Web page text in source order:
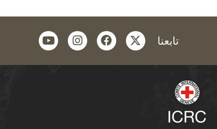
تابعنا twitter
facebook
instagram
youtube